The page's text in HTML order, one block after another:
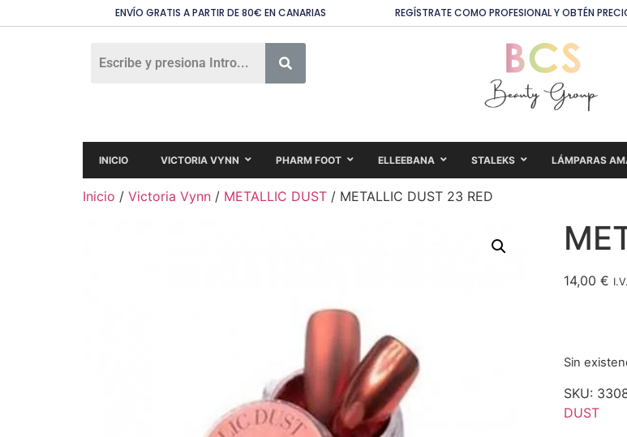
ENVÍO GRATIS A PARTIR DE 80€ EN CANARIAS REGÍSTRATE COMO PROFESIONAL Y OBTÉN
INICIO VICTORIA VYNN PHARM FOOT ELLEEBANA STALEKS LÁMPARAS
Inicio / Victoria Vynn / METALLIC DUST / METALLIC DUST 23 RED
14,00 €
Sin
SKU:
DUST